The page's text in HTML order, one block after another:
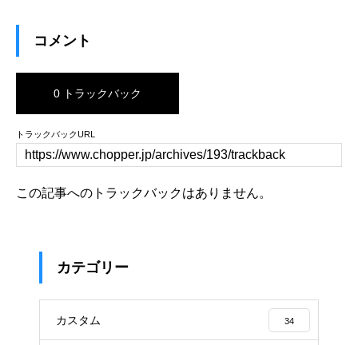
コメント
0 トラックバック
トラックバックURL
この記事へのトラックバックはありません。
カテゴリー
カスタム 34